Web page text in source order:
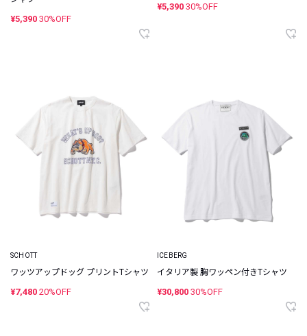
¥5,390 30%OFF
¥5,390 30%OFF
SCHOTT
ワッツアップドッグ プリントTシャツ
¥7,480 20%OFF
ICEBERG
イタリア製 胸ワッペン付きTシャツ
¥30,800 30%OFF